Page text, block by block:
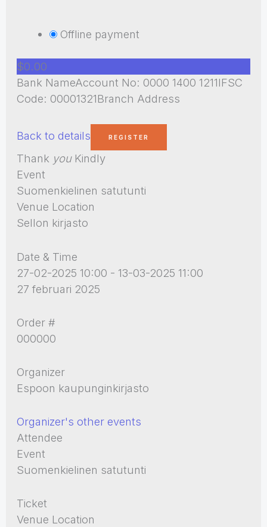
Offline payment
$0.00
Bank NameAccount No: 0000 1400 1211IFSC
Code: 00001321Branch Address
Back to details
Thank youKindly
Event
Suomenkielinen satutunti
Venue Location
Sellon kirjasto
Date & Time
27-02-2025 10:00 - 13-03-2025 11:00
27 februari 2025
Order #
000000
Organizer
Espoon kaupunginkirjasto
Organizer's other events
Attendee
Event
Suomenkielinen satutunti
Ticket
Venue Location